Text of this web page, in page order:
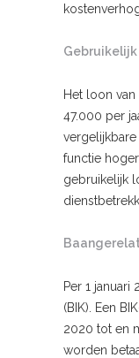
Het loon
47.000 per
functie
gebruikelijk
Per 1
(BIK). Een
2020 tot en
worden